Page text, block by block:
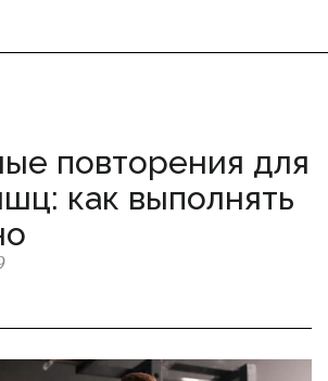
повторения для
как выполнять